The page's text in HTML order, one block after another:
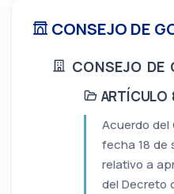
CONSEJO DE
CONSEJO DE
ARTÍCULO
Acuerdo del
fecha 18 de
relativo a
del Decreto